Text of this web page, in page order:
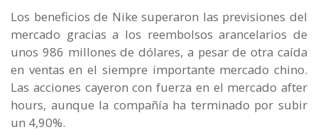
Los beneficios de Nike superaron las previsiones del
mercado gracias a los reembolsos arancelarios de
unos 986 millones de dólares, a pesar de otra caída
en ventas en el siempre importante mercado chino.
Las acciones cayeron con fuerza en el mercado after
hours, aunque la compañía ha terminado por subir
un 4,90%.